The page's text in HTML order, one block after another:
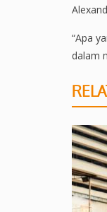
“Apa
dalam